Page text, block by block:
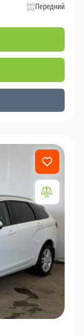
Передний